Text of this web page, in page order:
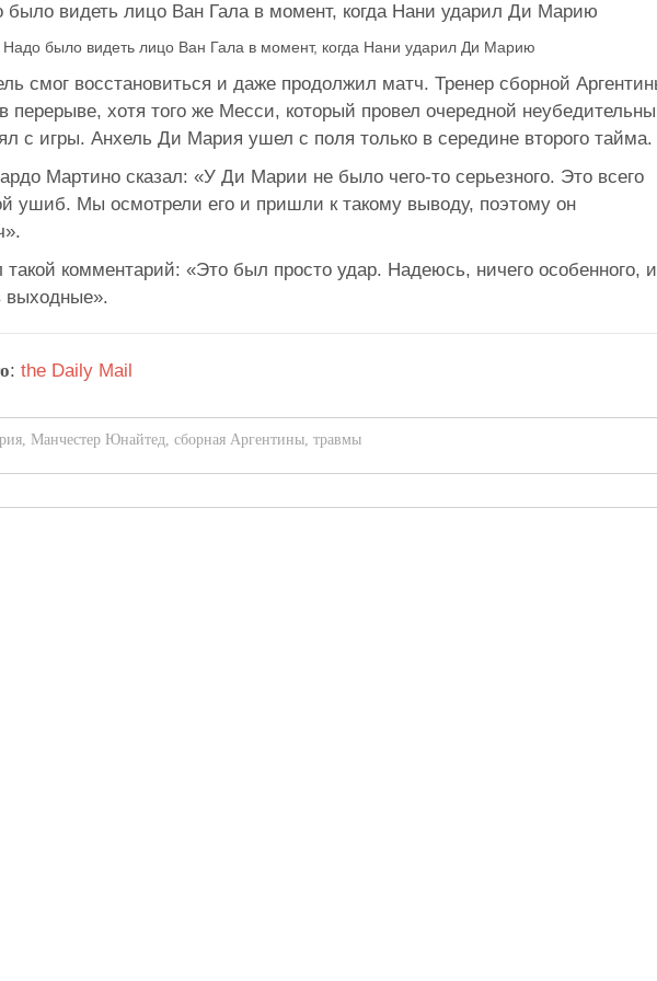
Надо было видеть лицо Ван Гала в момент, когда Нани ударил Ди Марию
смог восстановиться и даже продолжил матч. Тренер сборной
перерыве, хотя того же Месси, который провел очередной
с игры. Анхель Ди Мария ушел с поля только в середине второго тайма.
Мартино сказал: «У Ди Марии не было чего-то серьезного. Это всего
ушиб. Мы осмотрели его и пришли к такому выводу, поэтому он
комментарий: «Это был просто удар. Надеюсь, ничего особенного,
выходные».
: the Daily Mail
, Манчестер Юнайтед, сборная Аргентины, травмы